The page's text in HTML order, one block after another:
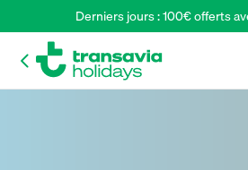
Derniers jours : 100€ offerts